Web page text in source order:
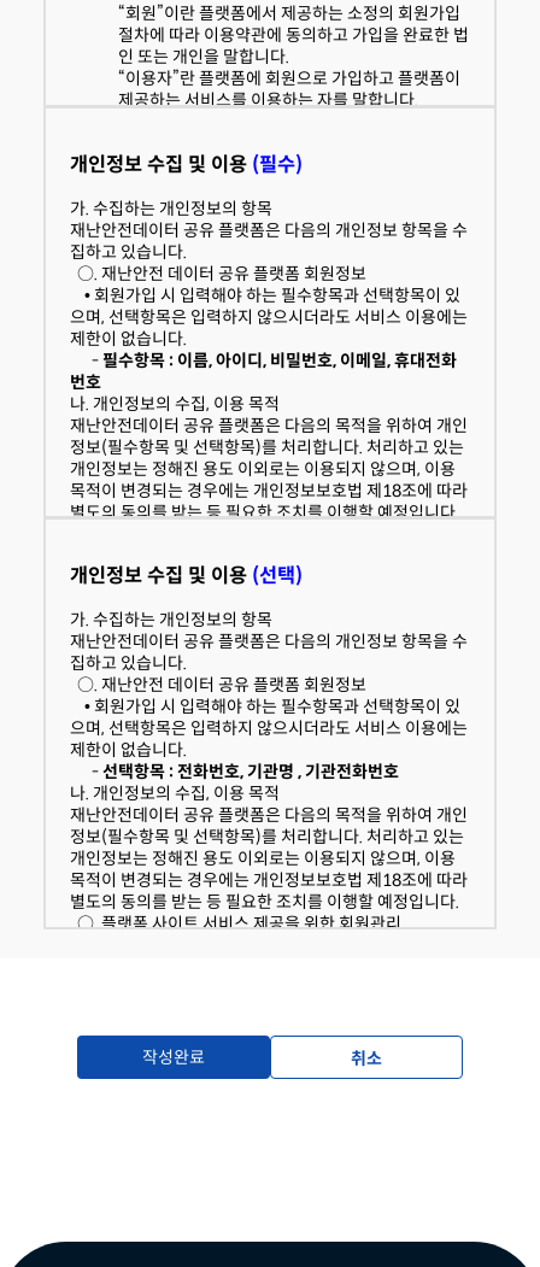
“회원”이란 플랫폼에서 제공하는 소정의 회원가입
절차에 따라 이용약관에 동의하고 가입을 완료한 법
인 또는 개인을 말합니다.
“이용자”란 플랫폼에 회원으로 가입하고 플랫폼이
제공하는 서비스를 이용하는 자를 말합니다.
“운영기관”이란 플랫폼의 구축·관리 및 활용촉진에
본 약관에서 정의하지 않은 것은 관련 법령 및 각 서비스별
안내에서 정하는 바에 따르며, 그 외에는 일반 관례에 따릅
니다.
개인정보 수집 및 이용 (필수)
가. 수집하는 개인정보의 항목
재난안전데이터 공유 플랫폼은 다음의 개인정보 항목을 수
집하고 있습니다.
○. 재난안전 데이터 공유 플랫폼 회원정보
• 회원가입 시 입력해야 하는 필수항목과 선택항목이 있
으며, 선택항목은 입력하지 않으시더라도 서비스 이용에는
제한이 없습니다.
-필수항목 : 이름, 아이디, 비밀번호, 이메일, 휴대전화
번호
나. 개인정보의 수집, 이용 목적
재난안전데이터 공유 플랫폼은 다음의 목적을 위하여 개인
정보(필수항목 및 선택항목)를 처리합니다. 처리하고 있는
개인정보는 정해진 용도 이외로는 이용되지 않으며, 이용
목적이 변경되는 경우에는 개인정보보호법 제18조에 따라
별도의 동의를 받는 등 필요한 조치를 이행할 예정입니다.
-재난안전데이터의 제공 및 활용신청
- 회원가입신청
다. 개인정보의 처리 및 보유기간
재난안전데이터 공유 플랫폼은 법령에 따른 개인정보 보유
ㆍ이용기간 또는 정보주체로부터 개인정보를 수집 시에 동
의 받은 개인정보 보유ㆍ이용기간 내에서 개인정보를 처리
ㆍ보유합니다.
○. 재난안전데이터 공유 플랫폼 회원정보
- 수집근거 : 정보주체의 동의
-보유기간 : 5년
라. 동의를 거부할 권리가 있다는 사실과 동의 거부에 따른
불이익 내용
이용자는 "재난안전데이터 공유 플랫폼"에서 수집하는 개
인정보에 대해 동의를 거부할 권리가 있으며, 동의 거부 시
에는 회원가입 및 재난안전데이터 공유 플랫폼 서비스 이
개인정보 수집 및 이용 (선택)
가. 수집하는 개인정보의 항목
재난안전데이터 공유 플랫폼은 다음의 개인정보 항목을 수
집하고 있습니다.
○. 재난안전 데이터 공유 플랫폼 회원정보
• 회원가입 시 입력해야 하는 필수항목과 선택항목이 있
으며, 선택항목은 입력하지 않으시더라도 서비스 이용에는
제한이 없습니다.
-선택항목 : 전화번호, 기관명 , 기관전화번호
나. 개인정보의 수집, 이용 목적
재난안전데이터 공유 플랫폼은 다음의 목적을 위하여 개인
정보(필수항목 및 선택항목)를 처리합니다. 처리하고 있는
개인정보는 정해진 용도 이외로는 이용되지 않으며, 이용
목적이 변경되는 경우에는 개인정보보호법 제18조에 따라
별도의 동의를 받는 등 필요한 조치를 이행할 예정입니다.
○. 플랫폼 사이트 서비스 제공을 위한 회원관리
• 선택 목적에 동의하지 않는 경우, 플랫폼 및 데이터 활
용 관련 정보 제공과 활용 현황조사 대상에서 제외됩니다.
○. 재난안전데이터 공유 플랫폼 회원정보
작성완료 취소